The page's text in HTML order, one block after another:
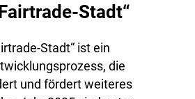
Stadt“
Stadt“ ist ein
die
und fördert weiteres